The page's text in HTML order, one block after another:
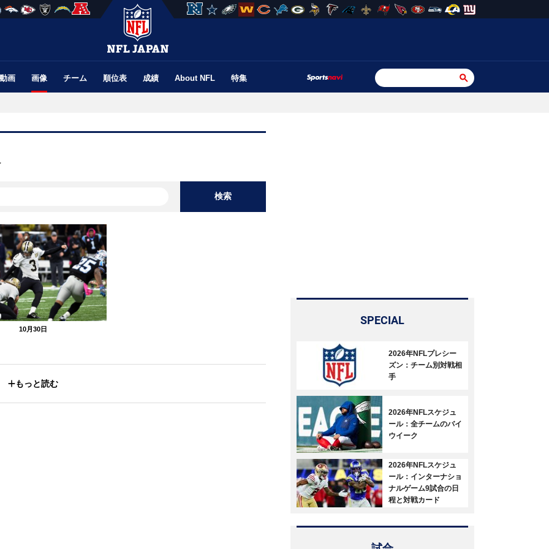
動画 画像 チーム 順位表 成績 About NFL 特集
検索
10月30日
もっと読む
SPECIAL
2026年NFLプレシー
ズン：チーム別対戦相
手
2026年NFLスケジュ
ール：全チームのバイ
ウイーク
2026年NFLスケジュ
ール：インターナショ
ナルゲーム9試合の日
程と対戦カード